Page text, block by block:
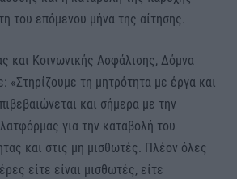
του επόμενου μήνα της αίτησης.
και Κοινωνικής Ασφάλισης, Δόμνα
«Στηρίζουμε τη μητρότητα με έργα και
και σήμερα με την
για την καταβολή του
και στις μη μισθωτές. Πλέον όλες
είτε είναι μισθωτές, είτε